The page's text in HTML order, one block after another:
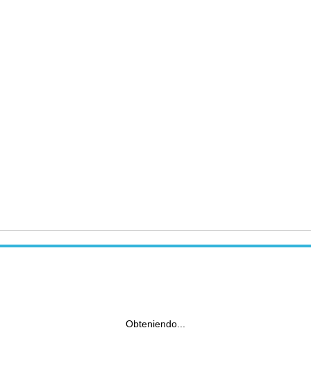
Obteniendo...